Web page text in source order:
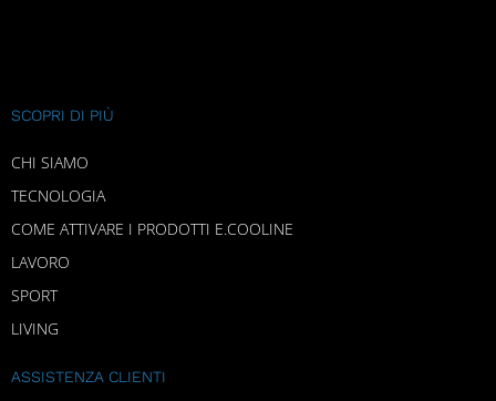
SCOPRI DI PIÙ
CHI SIAMO
TECNOLOGIA
COME ATTIVARE I PRODOTTI E.COOLINE
LAVORO
SPORT
LIVING
ASSISTENZA CLIENTI